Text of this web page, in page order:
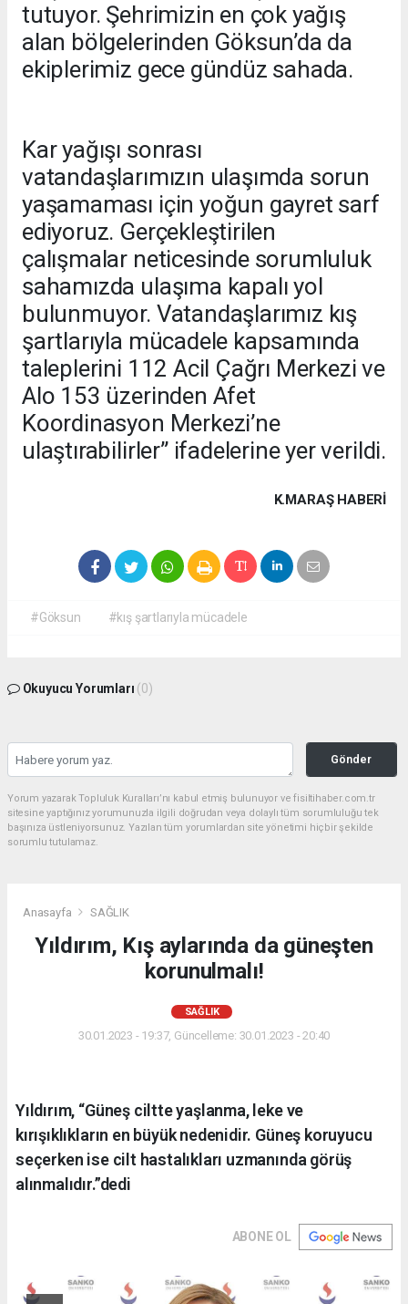
tutuyor. Şehrimizin en çok yağış
alan bölgelerinden Göksun’da da
ekiplerimiz gece gündüz sahada.
Kar yağışı sonrası
vatandaşlarımızın ulaşımda sorun
yaşamaması için yoğun gayret sarf
ediyoruz. Gerçekleştirilen
çalışmalar neticesinde sorumluluk
sahamızda ulaşıma kapalı yol
bulunmuyor. Vatandaşlarımız kış
şartlarıyla mücadele kapsamında
taleplerini 112 Acil Çağrı Merkezi ve
Alo 153 üzerinden Afet
Koordinasyon Merkezi’ne
ulaştırabilirler” ifadelerine yer verildi.
K.MARAŞ HABERİ
#Göksun #kış şartlarıyla mücadele
Okuyucu Yorumları (0)
Gönder
Yorum yazarak Topluluk Kuralları’nı kabul etmiş bulunuyor ve fisiltihaber.com.tr
sitesine yaptığınız yorumunuzla ilgili doğrudan veya dolaylı tüm sorumluluğu tek
başınıza üstleniyorsunuz. Yazılan tüm yorumlardan site yönetimi hiçbir şekilde
sorumlu tutulamaz.
Anasayfa SAĞLIK
Yıldırım, Kış aylarında da güneşten
korunulmalı!
SAĞLIK
30.01.2023 - 19:37, Güncelleme: 30.01.2023 - 20:40
Yıldırım, “Güneş ciltte yaşlanma, leke ve
kırışıklıkların en büyük nedenidir. Güneş koruyucu
seçerken ise cilt hastalıkları uzmanında görüş
alınmalıdır.”dedi
ABONE OL